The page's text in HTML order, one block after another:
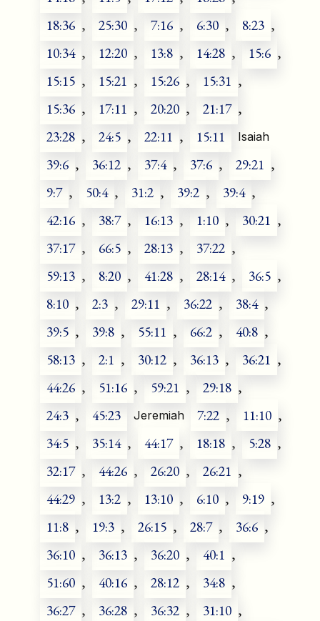
18:36 , 25:30 , 7:16 , 6:30 , 8:23 ,
10:34 , 12:20 , 13:8 , 14:28 , 15:6 ,
15:15 , 15:21 , 15:26 , 15:31 ,
15:36 , 17:11 , 20:20 , 21:17 ,
23:28 , 24:5 , 22:11 , 15:11 Isaiah
39:6 , 36:12 , 37:4 , 37:6 , 29:21 ,
9:7 , 50:4 , 31:2 , 39:2 , 39:4 ,
42:16 , 38:7 , 16:13 , 1:10 , 30:21 ,
37:17 , 66:5 , 28:13 , 37:22 ,
59:13 , 8:20 , 41:28 , 28:14 , 36:5 ,
8:10 , 2:3 , 29:11 , 36:22 , 38:4 ,
39:5 , 39:8 , 55:11 , 66:2 , 40:8 ,
58:13 , 2:1 , 30:12 , 36:13 , 36:21 ,
44:26 , 51:16 , 59:21 , 29:18 ,
24:3 , 45:23 Jeremiah 7:22 , 11:10 ,
34:5 , 35:14 , 44:17 , 18:18 , 5:28 ,
32:17 , 44:26 , 26:20 , 26:21 ,
44:29 , 13:2 , 13:10 , 6:10 , 9:19 ,
11:8 , 19:3 , 26:15 , 28:7 , 36:6 ,
36:10 , 36:13 , 36:20 , 40:1 ,
51:60 , 40:16 , 28:12 , 34:8 ,
36:27 , 36:28 , 36:32 , 31:10 ,